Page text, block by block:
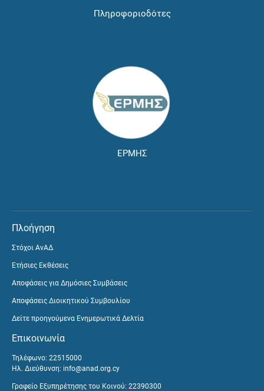
Πληροφοριοδότες
ΕΡΜΗΣ
Πλοήγηση
Στόχοι ΑνΑΔ
Ετήσιες Εκθέσεις
Αποφάσεις για Δημόσιες Συμβάσεις
Αποφάσεις Διοικητικού Συμβουλίου
Δείτε προηγούμενα Ενημερωτικά Δελτία
Επικοινωνία
Τηλέφωνο: 22515000
Ηλ. Διεύθυνση: info@anad.org.cy
Γραφείο Εξυπηρέτησης του Κοινού: 22390300